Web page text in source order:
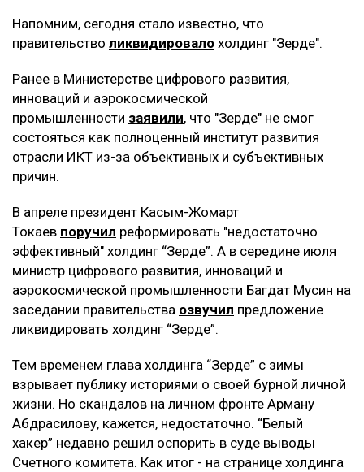
Напомним, сегодня стало известно, что
правительство ликвидировало холдинг "Зерде".
Ранее в Министерстве цифрового развития,
инноваций и аэрокосмической
промышленности заявили, что "Зерде" не смог
состояться как полноценный институт развития
отрасли ИКТ из-за объективных и субъективных
причин.
В апреле президент Касым-Жомарт
Токаев поручил реформировать "недостаточно
эффективный" холдинг “Зерде”. А в середине июля
министр цифрового развития, инноваций и
аэрокосмической промышленности Багдат Мусин на
заседании правительства озвучил предложение
ликвидировать холдинг “Зерде”.
Тем временем глава холдинга “Зерде” с зимы
взрывает публику историями о своей бурной личной
жизни. Но скандалов на личном фронте Арману
Абдрасилову, кажется, недостаточно. “Белый
хакер” недавно решил оспорить в суде выводы
Счетного комитета. Как итог - на странице холдинга